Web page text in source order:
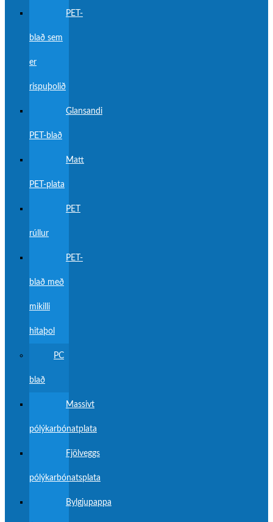
PET-
blað sem
er
rispuþolið
Glansandi
PET-blað
Matt
PET-plata
PET
rúllur
PET-
blað með
mikilli
hitaþol
PC
blað
Massivt
pólýkarbónatplata
Fjölveggs
pólýkarbónatsplata
Bylgjupappa